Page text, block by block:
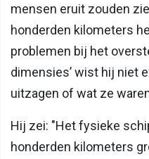
mensen eruit zouden
honderden kilometers
problemen bij het
dimensies’ wist hij niet
uitzagen of wat ze
Hij zei: "Het fysieke
honderden kilometers